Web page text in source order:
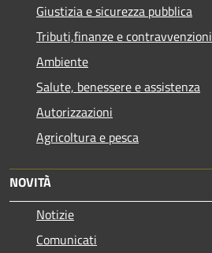
Giustizia e sicurezza pubblica
Tributi,finanze e contravvenzioni
Ambiente
Salute, benessere e assistenza
Autorizzazioni
Agricoltura e pesca
NOVITÀ
Notizie
Comunicati